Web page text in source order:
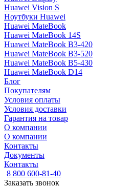
Huawei Vision S
Ноутбуки Huawei
Huawei MateBook
Huawei MateBook 14S
Huawei MateBook B3-420
Huawei MateBook B3-520
Huawei MateBook B5-430
Huawei MateBook D14
Блог
Покупателям
Условия оплаты
Условия доставки
Гарантия на товар
О компании
О компании
Контакты
Документы
Контакты
8 800 600-81-40
Заказать звонок